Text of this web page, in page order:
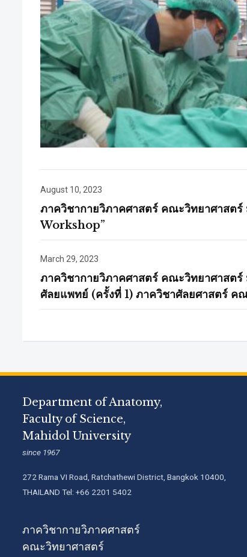
August 10, 2023
ภาควิชากายวิภาคศาสตร์ คณะวิทยาศาสต
Workshop”
March 29, 2023
ภาควิชากายวิภาคศาสตร์ คณะวิทยาศาสต
ศัลยแพทย์ (ครั้งที่ 1) ภาควิชาศัลยศาสตร์
Department of Anatomy,
Faculty of Science,
Mahidol University
since 1967
272 Rama VI Road, Ratchathewi District, Bangkok 10400,
THAILAND Tel: +66 2201 5402
ภาควิชากายวิภาคศาสตร์
คณะวิทยาศาสตร์